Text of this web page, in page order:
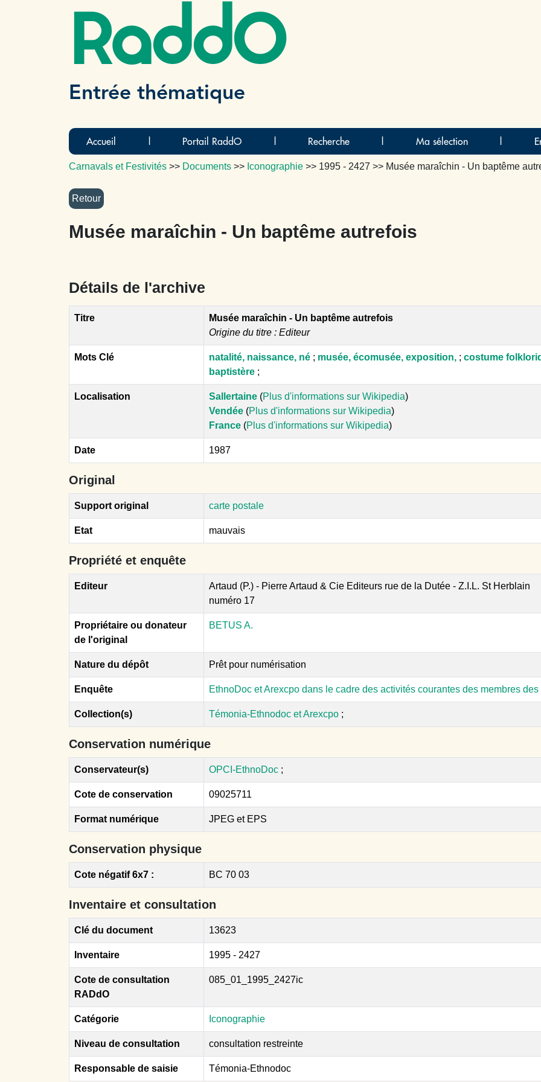
RaddO
Entrée thématique
Accueil Portail RaddO Recherche Ma sélection
Carnavals et Festivités >> Documents >> Iconographie >> 1995 - 2427 >> Musée maraîchin - Un baptême
Musée maraîchin - Un baptême autrefois
Détails de l'archive
Titre
Musée maraîchin - Un baptême autrefois
Origine du titre : Editeur
Mots Clé natalité, naissance, né ; musée, écomusée, exposition, ; costume
baptistère ;
Localisation Sallertaine (Plus d'informations sur Wikipedia)
Vendée (Plus d'informations sur Wikipedia)
France (Plus d'informations sur Wikipedia)
Date 1987
Original
Support original carte postale
Etat mauvais
Propriété et enquête
Editeur
Artaud (P.) - Pierre Artaud & Cie Editeurs rue de la Dutée - Z.I.L. St Herblain
numéro 17
Propriétaire ou donateur
de l'original
BETUS A.
Nature du dépôt Prêt pour numérisation
Enquête EthnoDoc et Arexcpo dans le cadre des activités courantes des membres
Collection(s) Témonia-Ethnodoc et Arexcpo ;
Conservation numérique
Conservateur(s) OPCI-EthnoDoc ;
Cote de conservation 09025711
Format numérique JPEG et EPS
Conservation physique
Cote négatif 6x7 : BC 70 03
Inventaire et consultation
Clé du document 13623
Inventaire 1995 - 2427
Cote de consultation
RADdO
085_01_1995_2427ic
Catégorie Iconographie
Niveau de consultation consultation restreinte
Responsable de saisie Témonia-Ethnodoc